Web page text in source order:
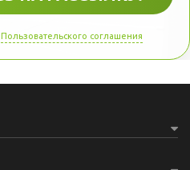
Пользовательского соглашения